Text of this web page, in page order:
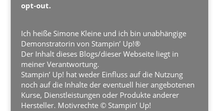
opt-out.
Ich heiße Simone Kleine und ich bin unabhängige
Demonstratorin von Stampin’ Up!®
Der Inhalt dieses Blogs/dieser Webseite liegt in
meiner Verantwortung.
Stampin’ Up! hat weder Einfluss auf die Nutzung
noch auf die Inhalte der eventuell hier angebotenen
Kurse, Dienstleistungen oder Produkte anderer
Hersteller. Motivrechte © Stampin’ Up!